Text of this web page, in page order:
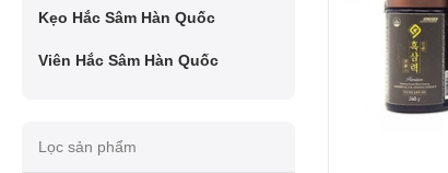
Kẹo Hắc Sâm Hàn Quốc
Viên Hắc Sâm Hàn Quốc
Lọc sản phẩm